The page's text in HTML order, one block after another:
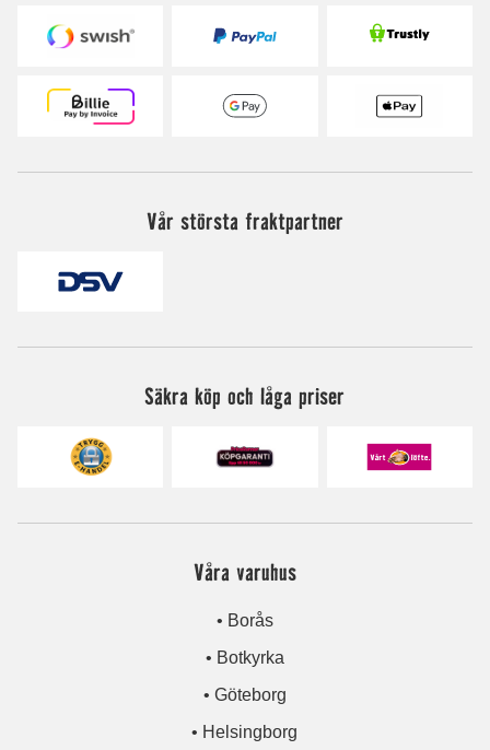
Vår största fraktpartner
Säkra köp och låga priser
Våra varuhus
• Borås
• Botkyrka
• Göteborg
• Helsingborg